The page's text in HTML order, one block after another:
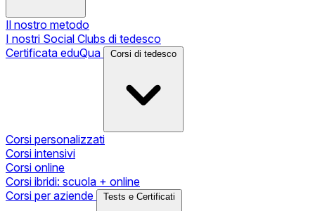
Il nostro metodo
I nostri Social Clubs di tedesco
Certificata eduQua
Corsi di tedesco
Corsi personalizzati
Corsi intensivi
Corsi online
Corsi ibridi: scuola + online
Corsi per aziende
Tests e Certificati